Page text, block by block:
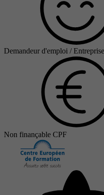
Demandeur d'emploi / Entreprise
Non finançable CPF